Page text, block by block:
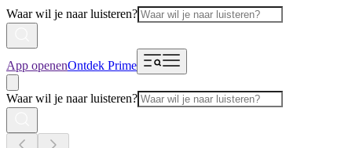
Waar wil je naar luisteren?
App openenOntdek Prime
Waar wil je naar luisteren?